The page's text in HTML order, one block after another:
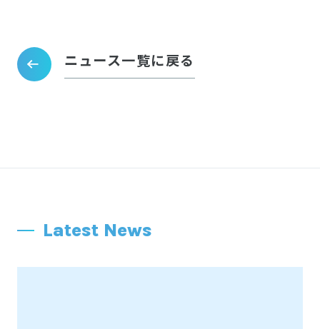
ニュース一覧に戻る
Latest News